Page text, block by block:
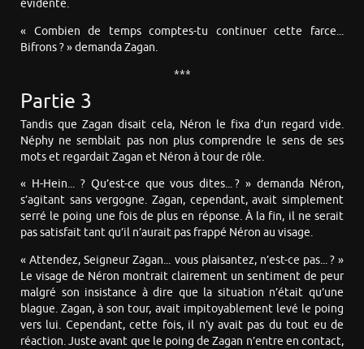
évidente.
« Combien de temps comptes-tu continuer cette farce...
Bifrons ? » demanda Zagan.
***
Partie 3
Tandis que Zagan disait cela, Néron le fixa d’un regard vide.
Néphy ne semblait pas non plus comprendre le sens de ses
mots et regardait Zagan et Néron à tour de rôle.
« H-Hein... ? Qu’est-ce que vous dites... ? » demanda Néron,
s’agitant sans vergogne. Zagan, cependant, avait simplement
serré le poing une fois de plus en réponse. À la fin, il ne serait
pas satisfait tant qu’il n’aurait pas frappé Néron au visage.
« Attendez, Seigneur Zagan... vous plaisantez, n’est-ce pas... ? »
Le visage de Néron montrait clairement un sentiment de peur
malgré son insistance à dire que la situation n’était qu’une
blague. Zagan, à son tour, avait impitoyablement levé le poing
vers lui. Cependant, cette fois, il n’y avait pas du tout eu de
réaction. Juste avant que le poing de Zagan n’entre en contact,